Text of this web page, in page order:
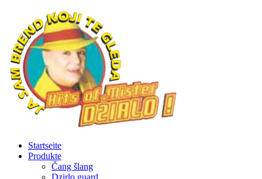
Startseite
Produkte
Čang šlang
Dzirlo guard